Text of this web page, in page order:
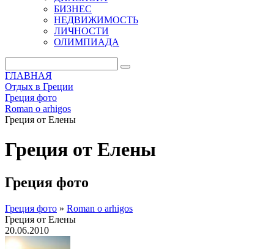
БИЗНЕС
НЕДВИЖИМОСТЬ
ЛИЧНОСТИ
ОЛИМПИАДА
ГЛАВНАЯ
Отдых в Греции
Греция фото
Roman o arhigos
Греция от Елены
Греция от Елены
Греция фото
Греция фото » Roman o arhigos
Греция от Елены
20.06.2010